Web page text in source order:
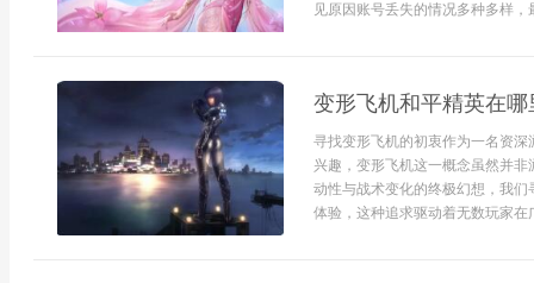
见原因账号丢失的情况多种多样
变形飞机和平精英在
寻找变形飞机的初衷作为一名资
兴趣，变形飞机这一概念虽然并
动性与战术变化的终极幻想，我
体验，这种追求驱动着无数玩家